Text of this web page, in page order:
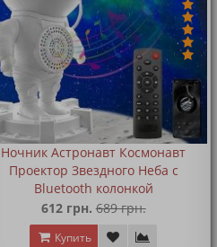
Ночник Астронавт Космонавт
Проектор Звездного Неба с
Bluetooth колонкой
612 грн. 689 грн.
Купить